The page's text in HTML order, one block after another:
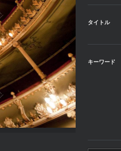
タイトル
キーワード